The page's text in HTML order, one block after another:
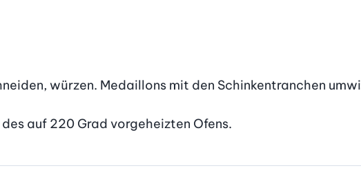
würzen. Medaillons mit den Schinkentranchen
auf 220 Grad vorgeheizten Ofens.